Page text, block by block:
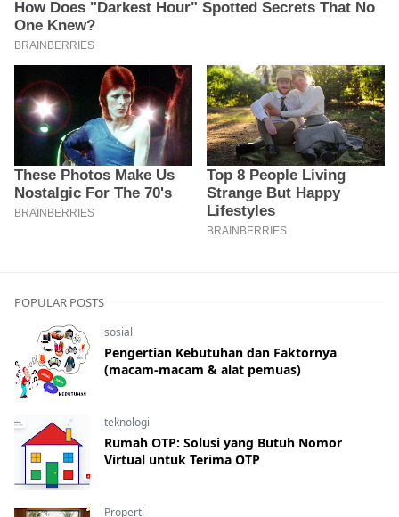
POPULAR POSTS
sosial
Pengertian Kebutuhan dan Faktornya
(macam-macam & alat pemuas)
teknologi
Rumah OTP: Solusi yang Butuh Nomor
Virtual untuk Terima OTP
Properti